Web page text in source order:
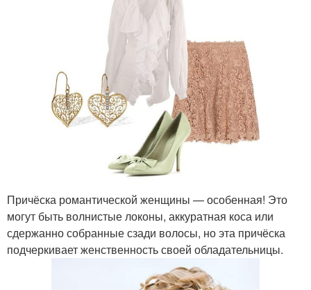
Причёска романтической женщины — особенная! Это
могут быть волнистые локоны, аккуратная коса или
сдержанно собранные сзади волосы, но эта причёска
подчеркивает женственность своей обладательницы.